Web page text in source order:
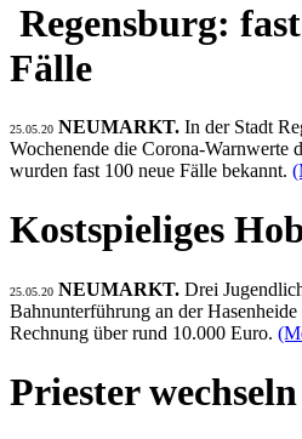
Regensburg:
Fälle
25.05.20 NEUMARKT. In der Stadt
Wochenende die Corona-Warnwerte
wurden fast 100 neue Fälle bekannt.
Kostspieliges
25.05.20 NEUMARKT. Drei
Bahnunterführung an der
Rechnung über rund 10.000 Euro.
Priester wechseln